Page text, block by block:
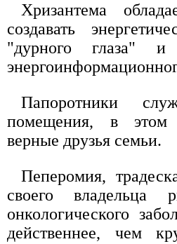
Хризантема
создавать
"дурного глаза" и
Папоротники
помещения, в этом
верные друзья семьи.
Пеперомия,
своего владельца
онкологического
действеннее, чем